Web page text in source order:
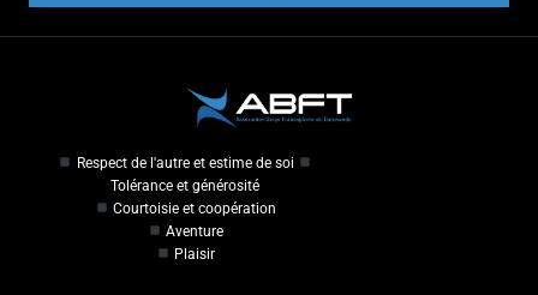
Respect de l'autre et estime de soi
Tolérance et générosité
Courtoisie et coopération
Aventure
Plaisir